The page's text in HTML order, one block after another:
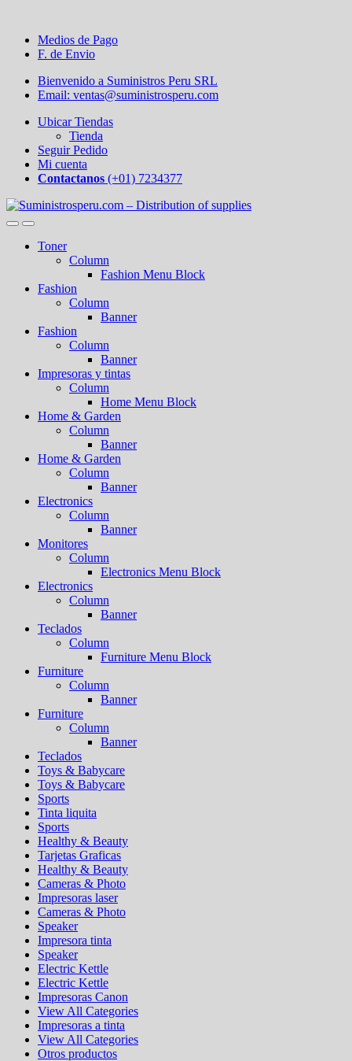
Medios de Pago
F. de Envio
Bienvenido a Suministros Peru SRL
Email: ventas@suministrosperu.com
Ubicar Tiendas
Tienda
Seguir Pedido
Mi cuenta
Contactanos (+01) 7234377
Toner
Column
Fashion Menu Block
Fashion
Column
Banner
Fashion
Column
Banner
Impresoras y tintas
Column
Home Menu Block
Home & Garden
Column
Banner
Home & Garden
Column
Banner
Electronics
Column
Banner
Monitores
Column
Electronics Menu Block
Electronics
Column
Banner
Teclados
Column
Furniture Menu Block
Furniture
Column
Banner
Furniture
Column
Banner
Teclados
Toys & Babycare
Toys & Babycare
Sports
Tinta liquita
Sports
Healthy & Beauty
Tarjetas Graficas
Healthy & Beauty
Cameras & Photo
Impresoras laser
Cameras & Photo
Speaker
Impresora tinta
Speaker
Electric Kettle
Electric Kettle
Impresoras Canon
View All Categories
Impresoras a tinta
View All Categories
Otros productos